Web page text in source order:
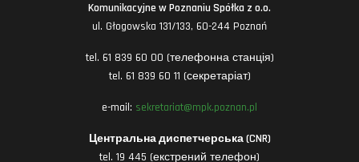
Komunikacyjne w Poznaniu Spółka z o.o.
ul. Głogowska 131/133, 60-244 Poznań
tel. 61 839 60 00 (телефонна станція)
tel. 61 839 60 11 (секретаріат)
e-mail: sekretariat@mpk.poznan.pl
Центральна диспетчерська (CNR)
tel. 19 445 (екстрений телефон)